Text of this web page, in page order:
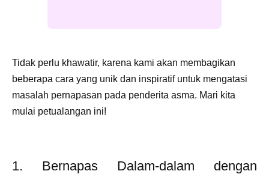
Tidak perlu khawatir, karena kami akan membagikan
beberapa cara yang unik dan inspiratif untuk mengatasi
masalah pernapasan pada penderita asma. Mari kita
mulai petualangan ini!
1. Bernapas Dalam-dalam dengan